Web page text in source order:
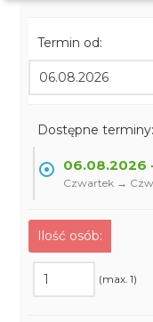
Termin od:
Dostępne terminy:
06.08.2026
Czwartek →
Ilość osób:
(max. 1)